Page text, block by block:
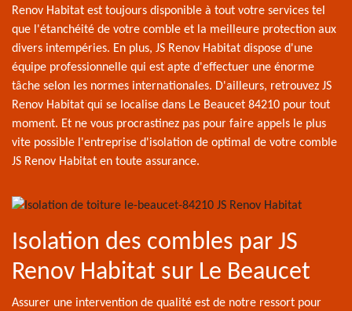
Renov Habitat est toujours disponible à tout votre services tel
que l'étanchéité de votre comble et la meilleure protection aux
divers intempéries. En plus, JS Renov Habitat dispose d'une
équipe professionnelle qui est apte d'effectuer une énorme
tâche selon les normes internationales. D'ailleurs, retrouvez JS
Renov Habitat qui se localise dans Le Beaucet 84210 pour tout
moment. Et ne vous procrastinez pas pour faire appels le plus
vite possible l'entreprise d'isolation de optimal de votre comble
JS Renov Habitat en toute assurance.
Isolation des combles par JS
Renov Habitat sur Le Beaucet
Assurer une intervention de qualité est de notre ressort pour